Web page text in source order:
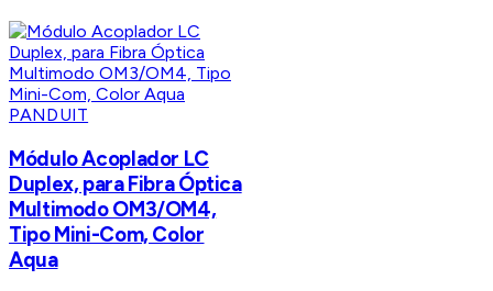
PANDUIT
Módulo Acoplador LC
Duplex, para Fibra Óptica
Multimodo OM3/OM4,
Tipo Mini-Com, Color
Aqua